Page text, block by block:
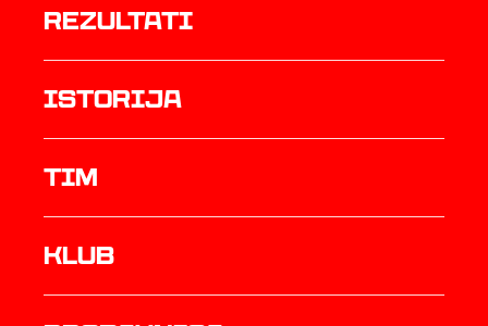
rezultati
istorija
TIM
Klub